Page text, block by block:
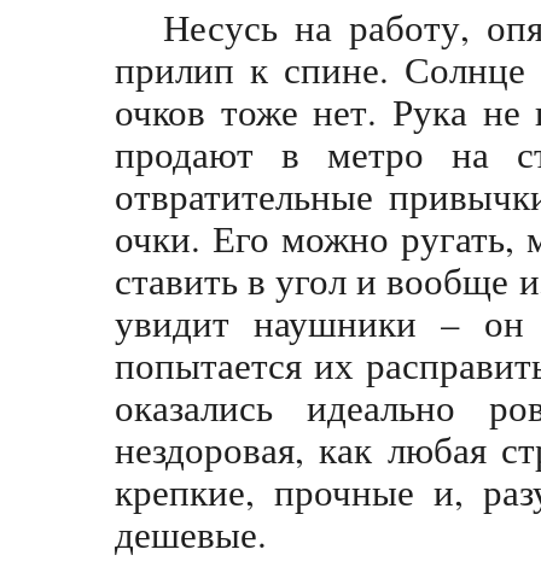
Несусь на работу,
прилип к спине. Солнце
очков тоже нет. Рука не
продают в метро на
отвратительные
очки. Его можно ругать,
ставить в угол и вообще
увидит наушники –
попытается их
оказались идеально
нездоровая, как любая
крепкие, прочные и,
дешевые.